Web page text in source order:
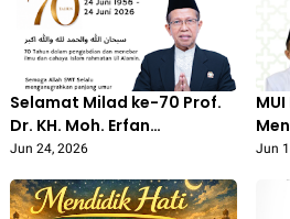
Selamat Milad ke-70 Prof.
Dr. KH. Moh. Erfan
Soebahar, M.A.
Jun 24, 2026 Jun